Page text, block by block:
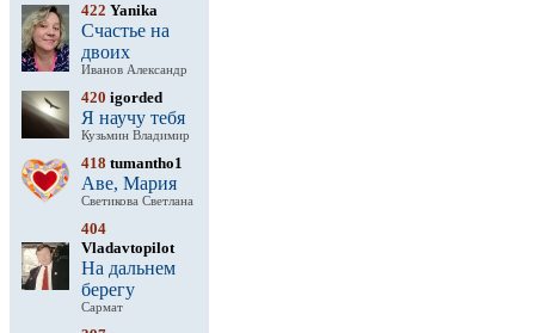
422 Yanika
Счастье на
двоих
Иванов Александр
420 igorded
Я научу тебя
Кузьмин Владимир
418 tumantho1
Аве, Мария
Светикова Светлана
404
Vladavtopilot
На дальнем
берегу
Сармат